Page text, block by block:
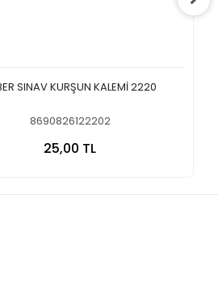
SINAV KURŞUN KALEMİ 2220
8690826122202
25,00 TL